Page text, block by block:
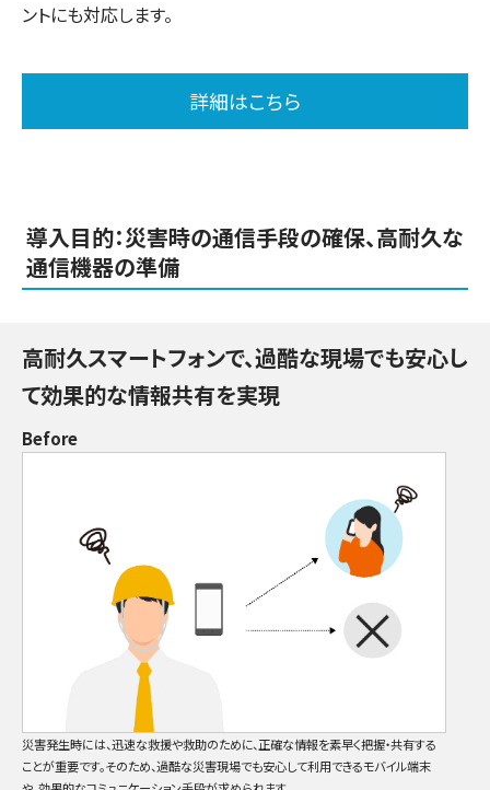
ントにも対応します。
詳細はこちら
導入目的：災害時の通信手段の確保、高耐久な
通信機器の準備
高耐久スマートフォンで、過酷な現場でも安心し
て効果的な情報共有を実現
Before
災害発生時には、迅速な救援や救助のために、正確な情報を素早く把握・共有する
ことが重要です。そのため、過酷な災害現場でも安心して利用できるモバイル端末